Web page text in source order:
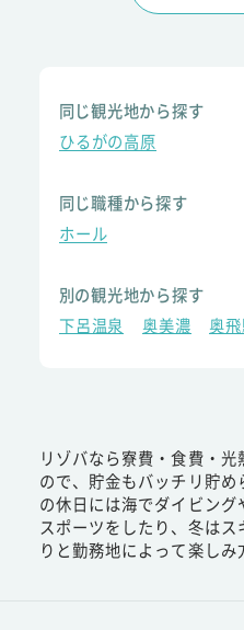
同じ観光地から探す
ひるがの高原
同じ職種から探す
ホール
別の観光地から探す
下呂温泉
奥美濃 奥
リゾバなら寮費・食費・
ので、貯金もバッチリ貯
の休日には海でダイビン
スポーツをしたり、冬は
りと勤務地によって楽しみ